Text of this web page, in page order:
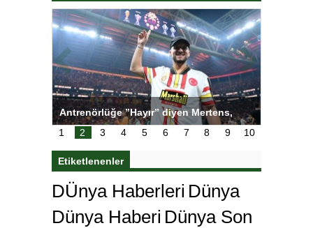
Antrenörlüğe ”Hayır” diyen Mertens,
Galatasaray’dan bakın ne istedi
1
2 3 4 5 6 7 8 9 10
Etiketlenenler
DÜnya Haberleri Dünya
Dünya Haberi Dünya Son